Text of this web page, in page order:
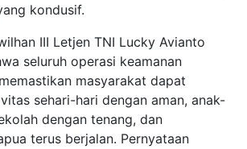
kondusif.
III Letjen TNI Lucky Avianto
seluruh operasi keamanan
masyarakat dapat
sehari-hari dengan aman, anak-
dengan tenang, dan
terus berjalan. Pernyataan